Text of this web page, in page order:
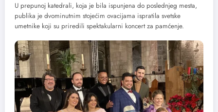
U prepunoj katedrali, koja je bila ispunjena do poslednjeg mesta,
publika je dvominutnim stojećim ovacijama ispratila svetske
umetnike koji su priredili spektakularni koncert za pamćenje.